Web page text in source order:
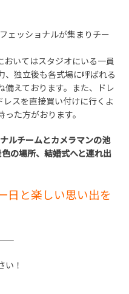
ェッショナルが集まりチー
いてはスタジオにいる一員
、独立後も各式場に呼ばれる
備えております。また、ドレ
スを直接買い付けに行くよ
た方がおります。
ルチームとカメラマンの池
の場所、結婚式へと連れ出
と楽しい思い出を
い！